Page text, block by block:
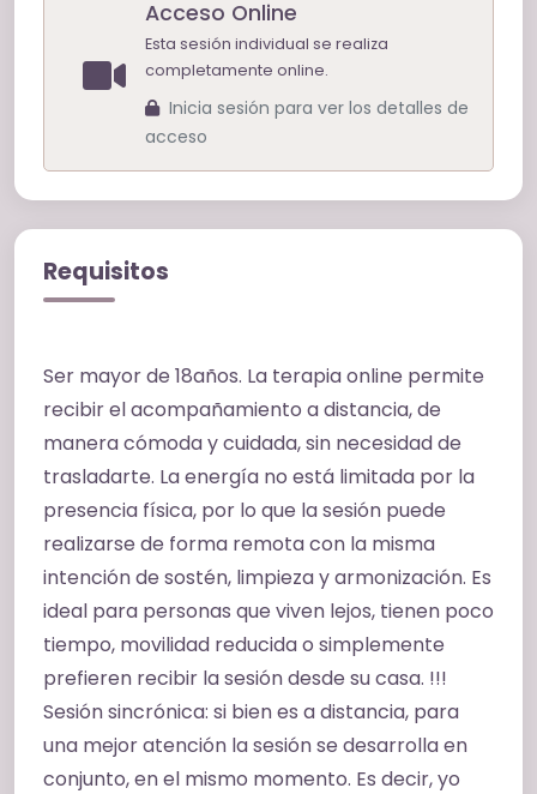
Acceso Online
Esta sesión individual se realiza
completamente online.
Inicia sesión para ver los detalles de
acceso
Requisitos
Ser mayor de 18años. La terapia online permite
recibir el acompañamiento a distancia, de
manera cómoda y cuidada, sin necesidad de
trasladarte. La energía no está limitada por la
presencia física, por lo que la sesión puede
realizarse de forma remota con la misma
intención de sostén, limpieza y armonización. Es
ideal para personas que viven lejos, tienen poco
tiempo, movilidad reducida o simplemente
prefieren recibir la sesión desde su casa. !!!
Sesión sincrónica: si bien es a distancia, para
una mejor atención la sesión se desarrolla en
conjunto, en el mismo momento. Es decir, yo